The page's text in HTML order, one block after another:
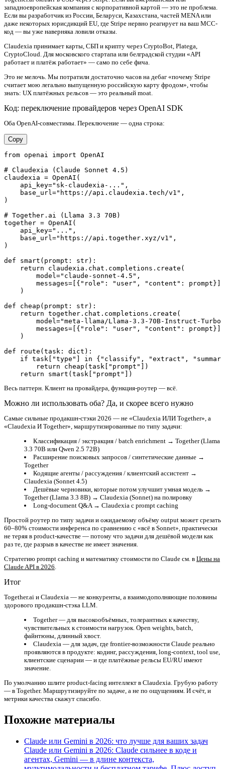
западноевропейская компания с корпоративной картой — это не проблема.
Если вы разработчик из России, Беларуси, Казахстана, частей MENA или
даже некоторых юрисдикций EU, где Stripe нервно реагирует на ваш MCC-
код — вы уже наверняка ловили отказы.
Claudexia принимает карты, СБП и крипту через CryptoBot, Platega,
CryptoCloud. Для московского стартапа или белградской студии «API
работает и платёж работает» — само по себе фича.
Это не мелочь. Мы потратили достаточно часов на дебаг «почему Stripe
считает мою легально выпущенную российскую карту фродом», чтобы
знать: UX платёжных рельсов — это реальный moat.
Код: переключение провайдеров через OpenAI SDK
Оба OpenAI-совместимы. Переключение — одна строка:
Copy
from openai import OpenAI
# Claudexia (Claude Sonnet 4.5)
claudexia = OpenAI(
    api_key="sk-claudexia-...",
    base_url="https://api.claudexia.tech/v1",
)
# Together.ai (Llama 3.3 70B)
together = OpenAI(
    api_key="...",
    base_url="https://api.together.xyz/v1",
)
def smart(prompt: str):
    return claudexia.chat.completions.create(
        model="claude-sonnet-4.5",
        messages=[{"role": "user", "content": prompt}],
    )
def cheap(prompt: str):
    return together.chat.completions.create(
model="meta-llama/Llama-3.3-70B-Instruct-
        messages=[{"role": "user", "content": prompt}],
    )
def route(task: dict):
if task["type"] in {"classify", "extract",
        return cheap(task["prompt"])
Весь паттерн. Клиент на провайдера, функция-роутер — всё.
Можно ли использовать оба? Да, и скорее всего нужно
Самые сильные продакшн-стэки 2026 — не «Claudexia ИЛИ Together», а
«Claudexia И Together», маршрутизированные по типу задачи:
Классификация / экстракция / batch enrichment → Together (Llama
3.3 70B или Qwen 2.5 72B)
Расширение поисковых запросов / синтетические данные →
Together
Кодящие агенты / рассуждения / клиентский ассистент →
Claudexia (Sonnet 4.5)
Дешёвые черновики, которые потом улучшит умная модель →
Together (Llama 3.3 8B) → Claudexia (Sonnet) на полировку
Long-document Q&A → Claudexia с prompt caching
Простой роутер по типу задачи и ожидаемому объёму output может срезать
60–80% стоимости инференса по сравнению с «всё в Sonnet», практически
не теряя в product-качестве — потому что задачи для дешёвой модели как
раз те, где разрыв в качестве не имеет значения.
Стратегию prompt caching и математику стоимости по Claude см. в Цены на
Claude API в 2026
Итог
Together.ai и Claudexia — не конкуренты, а взаимодополняющие половины
здорового продакшн-стэка LLM.
Together— для высокообъёмных, толерантных к качеству,
чувствительных к стоимости нагрузок. Open weights, batch,
файнтюны, длинный хвост.
Claudexia — для задач, где frontier-возможности Claude реально
проявляются в продукте: кодинг, рассуждения, long-context, tool use,
клиентские сценарии — и где платёжные рельсы EU/RU имеют
значение.
По умолчанию шлите product-facing интеллект в Claudexia. Грубую работу
— в Together. Маршрутизируйте по задаче, а не по ощущениям. И счёт, и
метрики качества скажут спасибо.
Похожие материалы
Claude или Gemini в 2026: что лучше для ваших задач
Claude или Gemini в 2026: Claude сильнее в коде и
агентах, Gemini — в длине контекста,